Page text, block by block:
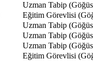
Uzman Tabip (Göğüs
Eğitim Görevlisi
Uzman Tabip (Göğüs
Uzman Tabip (Göğüs
Uzman Tabip (Göğüs
Eğitim Görevlisi